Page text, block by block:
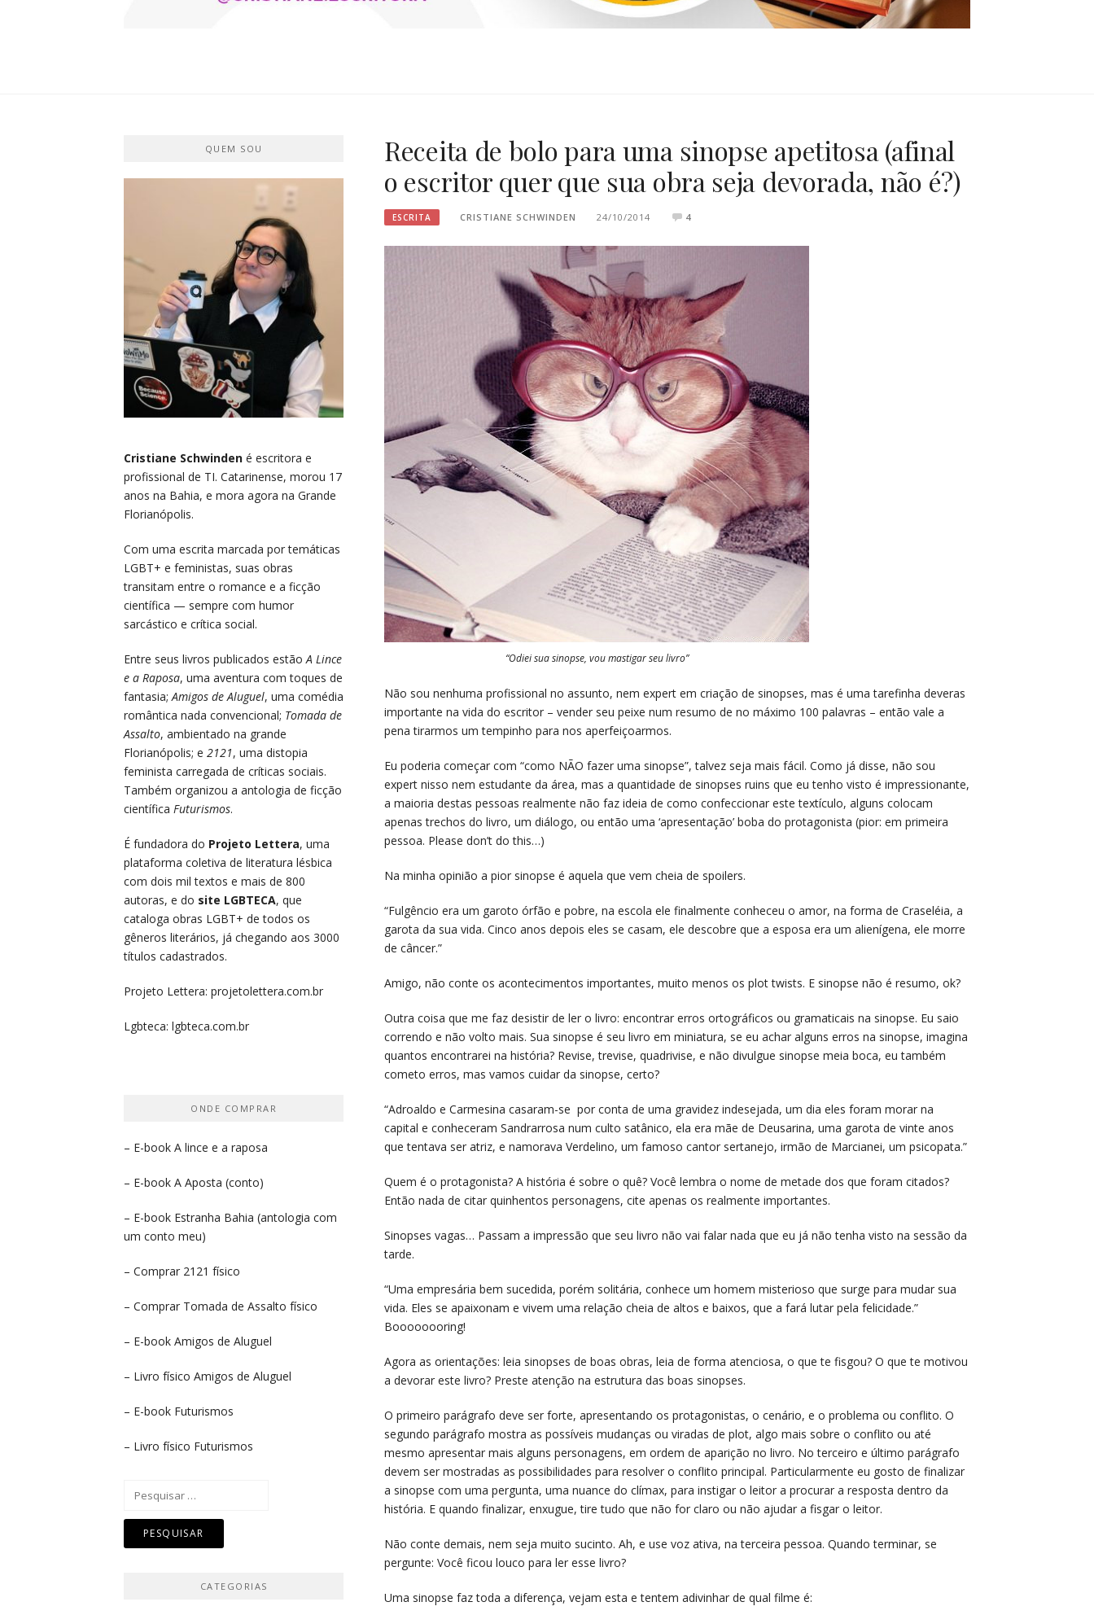
Receita de bolo para uma sinopse apetitosa (afinal
o escritor quer que sua obra seja devorada, não é?)
ESCRITA CRISTIANE SCHWINDEN 24/10/2014 4
“Odiei sua sinopse, vou mastigar seu livro”
Não sou nenhuma profissional no assunto, nem expert em criação de sinopses, mas é uma tarefinha deveras
importante na vida do escritor – vender seu peixe num resumo de no máximo 100 palavras – então vale a
pena tirarmos um tempinho para nos aperfeiçoarmos.
Eu poderia começar com “como NÃO fazer uma sinopse”, talvez seja mais fácil. Como já disse, não sou
expert nisso nem estudante da área, mas a quantidade de sinopses ruins que eu tenho visto é impressionante,
a maioria destas pessoas realmente não faz ideia de como confeccionar este textículo, alguns colocam
apenas trechos do livro, um diálogo, ou então uma ‘apresentação’ boba do protagonista (pior: em primeira
pessoa. Please don’t do this…)
Na minha opinião a pior sinopse é aquela que vem cheia de spoilers.
“Fulgêncio era um garoto órfão e pobre, na escola ele finalmente conheceu o amor, na forma de Craseléia, a
garota da sua vida. Cinco anos depois eles se casam, ele descobre que a esposa era um alienígena, ele morre
de câncer.”
Amigo, não conte os acontecimentos importantes, muito menos os plot twists. E sinopse não é resumo, ok?
Outra coisa que me faz desistir de ler o livro: encontrar erros ortográficos ou gramaticais na sinopse. Eu saio
correndo e não volto mais. Sua sinopse é seu livro em miniatura, se eu achar alguns erros na sinopse, imagina
quantos encontrarei na história? Revise, trevise, quadrivise, e não divulgue sinopse meia boca, eu também
cometo erros, mas vamos cuidar da sinopse, certo?
“Adroaldo e Carmesina casaram-se por conta de uma gravidez indesejada, um dia eles foram morar na
capital e conheceram Sandrarrosa num culto satânico, ela era mãe de Deusarina, uma garota de vinte anos
que tentava ser atriz, e namorava Verdelino, um famoso cantor sertanejo, irmão de Marcianei, um psicopata.”
Quem é o protagonista? A história é sobre o quê? Você lembra o nome de metade dos que foram citados?
Então nada de citar quinhentos personagens, cite apenas os realmente importantes.
Sinopses vagas… Passam a impressão que seu livro não vai falar nada que eu já não tenha visto na sessão da
tarde.
“Uma empresária bem sucedida, porém solitária, conhece um homem misterioso que surge para mudar sua
vida. Eles se apaixonam e vivem uma relação cheia de altos e baixos, que a fará lutar pela felicidade.”
Boooooooring!
Agora as orientações: leia sinopses de boas obras, leia de forma atenciosa, o que te fisgou? O que te motivou
a devorar este livro? Preste atenção na estrutura das boas sinopses.
O primeiro parágrafo deve ser forte, apresentando os protagonistas, o cenário, e o problema ou conflito. O
segundo parágrafo mostra as possíveis mudanças ou viradas de plot, algo mais sobre o conflito ou até
mesmo apresentar mais alguns personagens, em ordem de aparição no livro. No terceiro e último parágrafo
devem ser mostradas as possibilidades para resolver o conflito principal. Particularmente eu gosto de finalizar
a sinopse com uma pergunta, uma nuance do clímax, para instigar o leitor a procurar a resposta dentro da
história. E quando finalizar, enxugue, tire tudo que não for claro ou não ajudar a fisgar o leitor.
Não conte demais, nem seja muito sucinto. Ah, e use voz ativa, na terceira pessoa. Quando terminar, se
pergunte: Você ficou louco para ler esse livro?
Uma sinopse faz toda a diferença, vejam esta e tentem adivinhar de qual filme é:
QUEM SOU
Cristiane Schwinden é escritora e
profissional de TI. Catarinense, morou 17
anos na Bahia, e mora agora na Grande
Florianópolis.
Com uma escrita marcada por temáticas
LGBT+ e feministas, suas obras
transitam entre o romance e a ficção
científica — sempre com humor
sarcástico e crítica social.
Entre seus livros publicados estão A Lince
e a Raposa, uma aventura com toques de
fantasia; Amigos de Aluguel, uma comédia
romântica nada convencional; Tomada de
Assalto, ambientado na grande
Florianópolis; e 2121, uma distopia
feminista carregada de críticas sociais.
Também organizou a antologia de ficção
científica Futurismos.
É fundadora do Projeto Lettera, uma
plataforma coletiva de literatura lésbica
com dois mil textos e mais de 800
autoras, e do site LGBTECA, que
cataloga obras LGBT+ de todos os
gêneros literários, já chegando aos 3000
títulos cadastrados.
Projeto Lettera: projetolettera.com.br
Lgbteca: lgbteca.com.br
ONDE COMPRAR
– E-book A lince e a raposa
– E-book A Aposta (conto)
– E-book Estranha Bahia (antologia com
um conto meu)
– Comprar 2121 físico
– Comprar Tomada de Assalto físico
– E-book Amigos de Aluguel
– Livro físico Amigos de Aluguel
– E-book Futurismos
– Livro físico Futurismos
CATEGORIAS